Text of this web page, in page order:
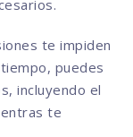
te impiden
puedes
incluyendo el
te